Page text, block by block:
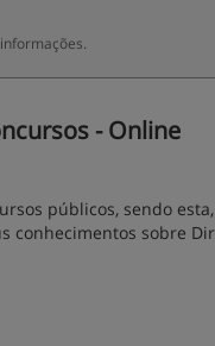
- Online
públicos, sendo esta,
conhecimentos sobre